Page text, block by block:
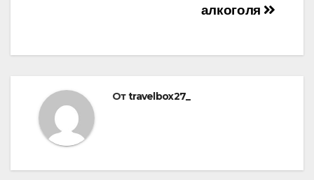
алкоголя
Отtravelbox27_